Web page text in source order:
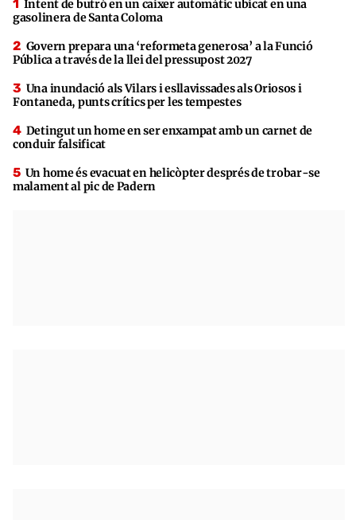
Intent de butró en un caixer automàtic ubicat en una
gasolinera de Santa Coloma
Govern prepara una ‘reformeta generosa’ a la Funció
Pública a través de la llei del pressupost 2027
Una inundació als Vilars i esllavissades als Oriosos i
Fontaneda, punts crítics per les tempestes
Detingut un home en ser enxampat amb un carnet de
conduir falsificat
Un home és evacuat en helicòpter després de trobar-se
malament al pic de Padern